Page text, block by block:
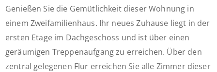
Genießen Sie die Gemütlichkeit dieser Wohnung in
einem Zweifamilienhaus. Ihr neues Zuhause liegt in der
ersten Etage im Dachgeschoss und ist über einen
geräumigen Treppenaufgang zu erreichen. Über den
zentral gelegenen Flur erreichen Sie alle Zimmer dieser